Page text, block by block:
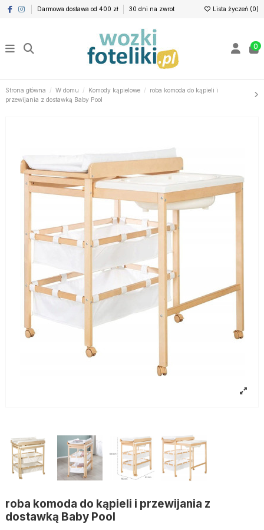
Darmowa dostawa od 400 zł 30 dni na zwrot Lista życzeń (0)
0
Strona główna W domu Komody kąpielowe
roba komoda do kąpieli i
przewijania z dostawką Baby Pool
roba komoda do kąpieli i przewijania z
dostawką Baby Pool